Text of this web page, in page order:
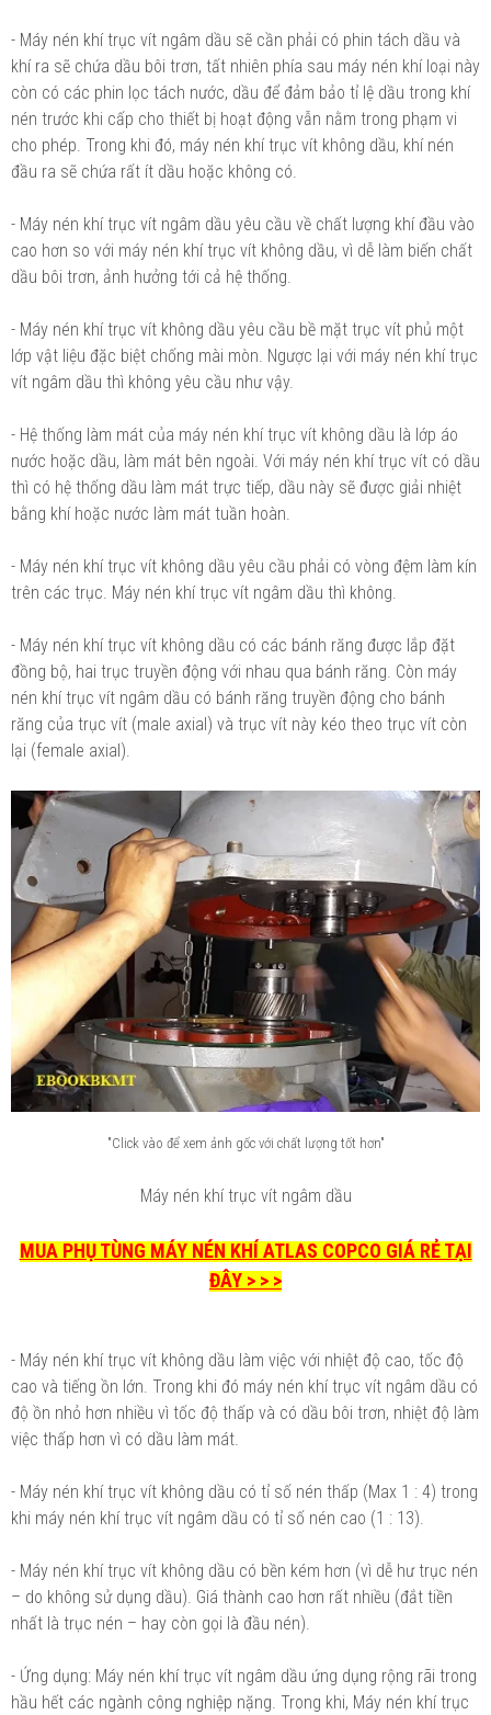
- Máy nén khí trục vít ngâm dầu sẽ cần phải có phin tách dầu và
khí ra sẽ chứa dầu bôi trơn, tất nhiên phía sau máy nén khí loại này
còn có các phin lọc tách nước, dầu để đảm bảo tỉ lệ dầu trong khí
nén trước khi cấp cho thiết bị hoạt động vẫn nằm trong phạm vi
cho phép. Trong khi đó, máy nén khí trục vít không dầu, khí nén
đầu ra sẽ chứa rất ít dầu hoặc không có.
- Máy nén khí trục vít ngâm dầu yêu cầu về chất lượng khí đầu vào
cao hơn so với máy nén khí trục vít không dầu, vì dễ làm biến chất
dầu bôi trơn, ảnh hưởng tới cả hệ thống.
- Máy nén khí trục vít không dầu yêu cầu bề mặt trục vít phủ một
lớp vật liệu đặc biệt chống mài mòn. Ngược lại với máy nén khí trục
vít ngâm dầu thì không yêu cầu như vậy.
- Hệ thống làm mát của máy nén khí trục vít không dầu là lớp áo
nước hoặc dầu, làm mát bên ngoài. Với máy nén khí trục vít có dầu
thì có hệ thống dầu làm mát trực tiếp, dầu này sẽ được giải nhiệt
bằng khí hoặc nước làm mát tuần hoàn.
- Máy nén khí trục vít không dầu yêu cầu phải có vòng đệm làm kín
trên các trục. Máy nén khí trục vít ngâm dầu thì không.
- Máy nén khí trục vít không dầu có các bánh răng được lắp đặt
đồng bộ, hai trục truyền động với nhau qua bánh răng. Còn máy
nén khí trục vít ngâm dầu có bánh răng truyền động cho bánh
răng của trục vít (male axial) và trục vít này kéo theo trục vít còn
lại (female axial).
"Click vào để xem ảnh gốc với chất lượng tốt hơn"
Máy nén khí trục vít ngâm dầu
MUA PHỤ TÙNG MÁY NÉN KHÍ ATLAS COPCO GIÁ RẺ TẠI
ĐÂY > > >
- Máy nén khí trục vít không dầu làm việc với nhiệt độ cao, tốc độ
cao và tiếng ồn lớn. Trong khi đó máy nén khí trục vít ngâm dầu có
độ ồn nhỏ hơn nhiều vì tốc độ thấp và có dầu bôi trơn, nhiệt độ làm
việc thấp hơn vì có dầu làm mát.
- Máy nén khí trục vít không dầu có tỉ số nén thấp (Max 1 : 4) trong
khi máy nén khí trục vít ngâm dầu có tỉ số nén cao (1 : 13).
- Máy nén khí trục vít không dầu có bền kém hơn (vì dễ hư trục nén
– do không sử dụng dầu). Giá thành cao hơn rất nhiều (đắt tiền
nhất là trục nén – hay còn gọi là đầu nén).
- Ứng dụng: Máy nén khí trục vít ngâm dầu ứng dụng rộng rãi trong
hầu hết các ngành công nghiệp nặng. Trong khi, Máy nén khí trục